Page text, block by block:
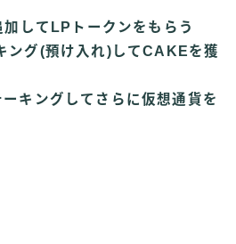
してLPトークンをもらう
ング(預け入れ)してCAKEを獲
キングしてさらに仮想通貨を